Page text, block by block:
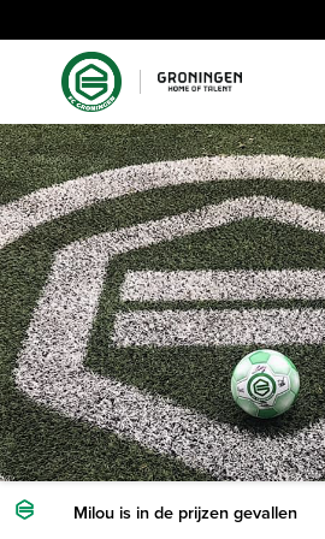
Milou is in de prijzen gevallen